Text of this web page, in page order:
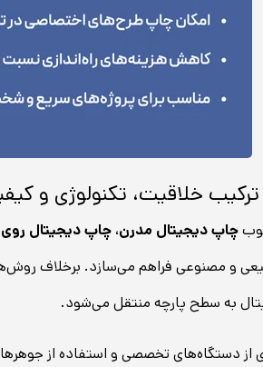
خلاقیت، تکنولوژی و
چاپ دیجیتال مدرن، چاپ دیجیتال روی
و مصنوعی فراهم می‌سازد. برخلاف
به سطح پارچه منتقل می‌شود.
از دستگاه‌های تخصصی و استفاده از